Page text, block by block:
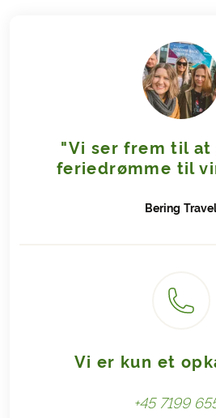
"Vi ser frem til at
feriedrømme til
Bering
Vi er kun et
+45 7199